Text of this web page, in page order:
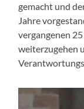
gemacht und
Jahre
vergangenen
weiterzugehen